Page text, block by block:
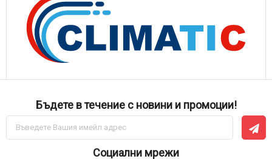
Бъдете в течение с новини и промоции!
Абонирай
за
Социални мрежи